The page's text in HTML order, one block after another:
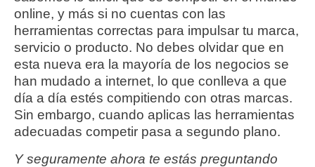
online, y más si no cuentas con las
herramientas correctas para impulsar tu marca,
servicio o producto. No debes olvidar que en
esta nueva era la mayoría de los negocios se
han mudado a internet, lo que conlleva a que
día a día estés compitiendo con otras marcas.
Sin embargo, cuando aplicas las herramientas
adecuadas competir pasa a segundo plano.
Y seguramente ahora te estás preguntando